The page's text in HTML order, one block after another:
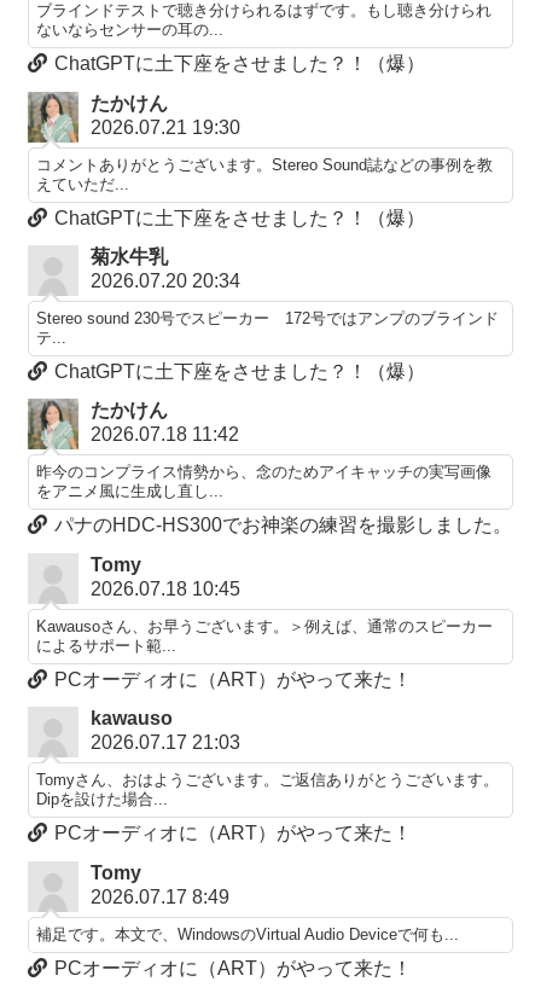
ブラインドテストで聴き分けられるはずです。もし聴き分けられ
ないならセンサーの耳の...
ChatGPTに土下座をさせました？！（爆）
たかけん
2026.07.21 19:30
コメントありがとうございます。Stereo Sound誌などの事例を教
えていただ...
ChatGPTに土下座をさせました？！（爆）
菊水牛乳
2026.07.20 20:34
Stereo sound 230号でスピーカー 172号ではアンプのブラインド
テ...
ChatGPTに土下座をさせました？！（爆）
たかけん
2026.07.18 11:42
昨今のコンプライス情勢から、念のためアイキャッチの実写画像
をアニメ風に生成し直し...
パナのHDC-HS300でお神楽の練習を撮影しました。
Tomy
2026.07.18 10:45
Kawausoさん、お早うございます。＞例えば、通常のスピーカー
によるサポート範...
PCオーディオに（ART）がやって来た！
kawauso
2026.07.17 21:03
Tomyさん、おはようございます。ご返信ありがとうございます。
Dipを設けた場合...
PCオーディオに（ART）がやって来た！
Tomy
2026.07.17 8:49
補足です。本文で、WindowsのVirtual Audio Deviceで何も...
PCオーディオに（ART）がやって来た！